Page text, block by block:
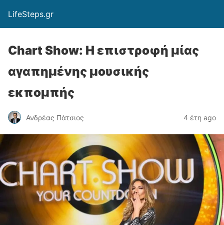
LifeSteps.gr
Chart Show: Η επιστροφή μίας
αγαπημένης μουσικής
εκπομπής
Ανδρέας Πάτσιος 4 έτη ago